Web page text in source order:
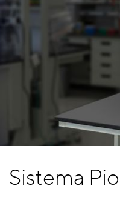
Sistema